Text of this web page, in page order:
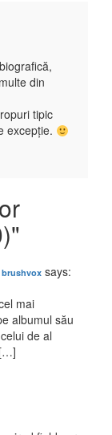
din
tipic
excepție.
brushvox says:
mai
albumul său
de al